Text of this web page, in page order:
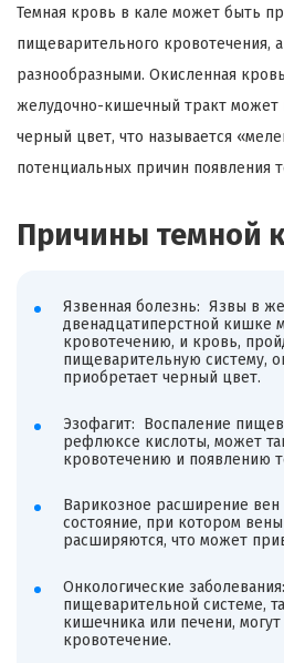
Темная кровь в кале может быть
пищеварительного кровотечения,
разнообразными. Окисленная
желудочно-кишечный тракт может
черный цвет, что называется
потенциальных причин появления
Причины темной
Язвенная болезнь: Язвы в
двенадцатиперстной кишке
кровотечению, и кровь,
пищеварительную систему,
приобретает черный цвет.
Эзофагит: Воспаление
рефлюксе кислоты, может
кровотечению и появлению
Варикозное расширение вен
состояние, при котором
расширяются, что может
Онкологические
пищеварительной системе,
кишечника или печени,
кровотечение.